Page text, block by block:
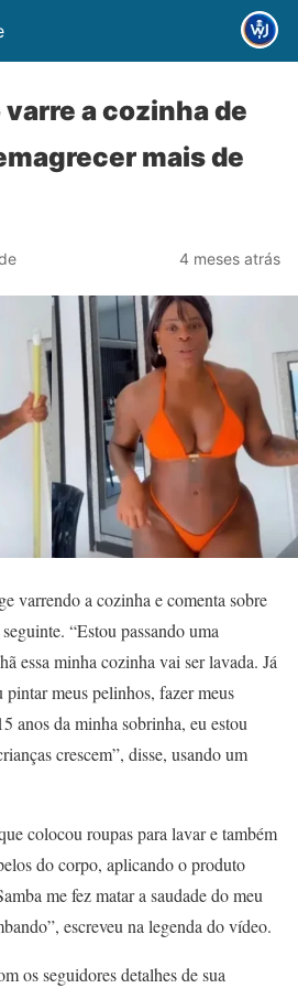
a cozinha de
mais de
4 meses atrás
varrendo a cozinha e comenta sobre
“Estou passando uma
essa minha cozinha vai ser lavada. Já
meus pelinhos, fazer meus
anos da minha sobrinha, eu estou
crescem”, disse, usando um
colocou roupas para lavar e também
do corpo, aplicando o produto
me fez matar a saudade do meu
escreveu na legenda do vídeo.
os seguidores detalhes de sua